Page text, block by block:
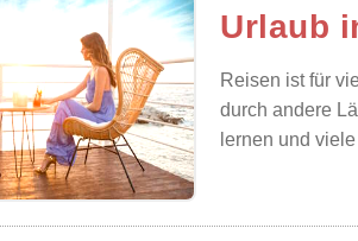
Urlaub
Reisen ist für
durch andere
lernen und